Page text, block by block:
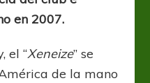
en 2007.
el “Xeneize” se
de la mano